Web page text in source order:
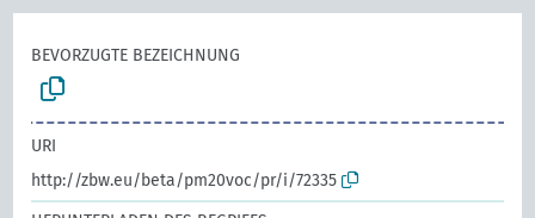
BEVORZUGTE BEZEICHNUNG
URI
http://zbw.eu/beta/pm20voc/pr/i/72335